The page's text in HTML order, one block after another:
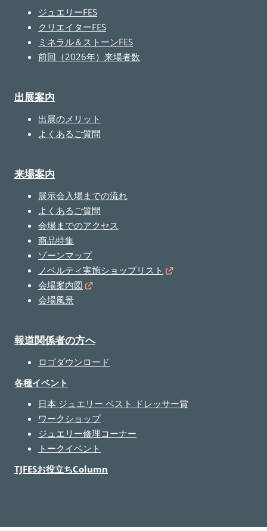
ジュエリーFES
クリエイターFES
ミネラル＆ストーンFES
前回（2026年）来場者数
出展案内
出展のメリット
よくあるご質問
来場案内
展示会入場までの流れ
よくあるご質問
会場までのアクセス
商品特集
ゾーンマップ
ノベルティ実施ショップリスト
会場案内図
会場風景
報道関係者の方へ
ロゴダウンロード
各種イベント
日本 ジュエリー ベスト ドレッサー賞
ワークショップ
ジュエリー修理コーナー
トークイベント
TJFESお役立ちColumn